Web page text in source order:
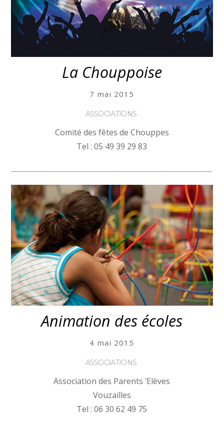
La Chouppoise
7 mai 2015
ASSOCIATIONS
Comité des fêtes de Chouppes
Tel : 05 49 39 29 83
Animation des écoles
4 mai 2015
ASSOCIATIONS
Association des Parents ‘Elèves
Vouzailles
Tel : 06 30 62 49 75